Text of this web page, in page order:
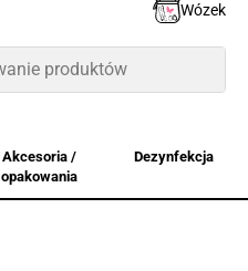
Wózek
Akcesoria /
opakowania
Dezynfekcja